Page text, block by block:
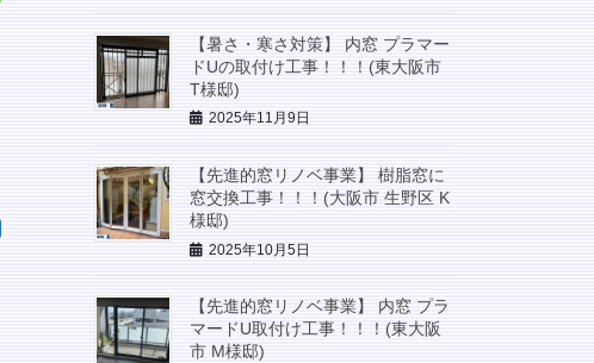
【暑さ・寒さ対策】 内窓 プラマー
ドUの取付け工事！！！(東大阪市
T様邸)
2025年11月9日
【先進的窓リノベ事業】 樹脂窓に
窓交換工事！！！(大阪市 生野区 K
様邸)
2025年10月5日
【先進的窓リノベ事業】 内窓 プラ
マードU取付け工事！！！(東大阪
市 M様邸)